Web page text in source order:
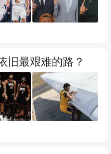
旧最艰难的路？